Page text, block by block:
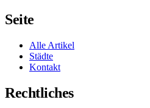
Seite
Alle Artikel
Städte
Kontakt
Rechtliches